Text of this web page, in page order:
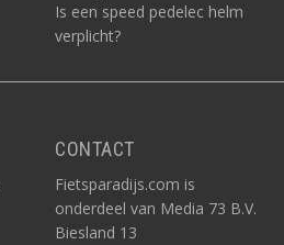
Is een speed pedelec helm
verplicht?
CONTACT
Fietsparadijs.com is
onderdeel van Media 73 B.V.
Biesland 13